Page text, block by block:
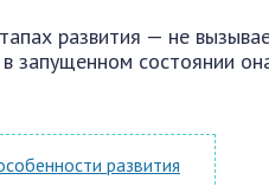
развития — не
в запущенном состоянии
развития